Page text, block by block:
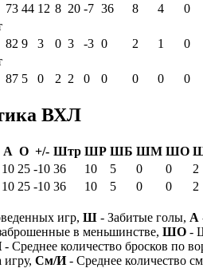
73 44 12 8 20 -7 36 8 4 0
82 9 3 0 3 -3 0 2 1 0
87 5 0 2 2 0 0 0 0 0
ВХЛ
А О +/- Штр ШР ШБ ШМ ШО
10 25 -10 36 10 5 0 0 2
10 25 -10 36 10 5 0 0 2
игр, Ш - Забитые голы, А
в меньшинстве, ШО -
- Среднее количество бросков по
См/И- Среднее количество